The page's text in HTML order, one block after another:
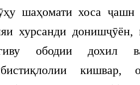
шаҳомати хоса
хурсанди донишҷӯён,
ободии дохил
кишвар,